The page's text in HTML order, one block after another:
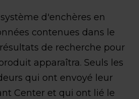
d'enchères en
contenues dans le
de recherche pour
apparaîtra. Seuls les
qui ont envoyé leur
Center et qui ont lié le